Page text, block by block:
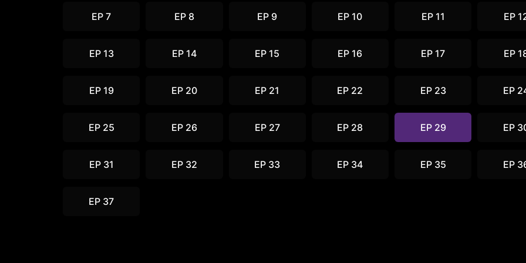
EP 7 EP 8 EP 9 EP 10 EP 11 EP
EP 13 EP 14 EP 15 EP 16 EP 17 EP
EP 19 EP 20 EP 21 EP 22 EP 23 EP
EP 25 EP 26 EP 27 EP 28 EP 29 EP
EP 31 EP 32 EP 33 EP 34 EP 35 EP
EP 37